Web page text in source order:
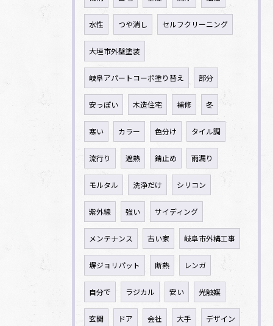
水性 つや消し セルフクリーニング
大垣市外壁塗装
岐阜アパートコーポ塗り替え 部分
安っぽい 木造住宅 補修 冬
寒い カラー 色分け タイル調
流行り 遮熱 錆止め 雨漏り
モルタル 洗浄だけ シリコン
紫外線 強い サイディング
メンテナンス 古い家 岐阜市外構工事
塀ジョリパット 断熱 レンガ
自分で ラジカル 安い 光触媒
玄関 ドア 会社 大手 デザイン